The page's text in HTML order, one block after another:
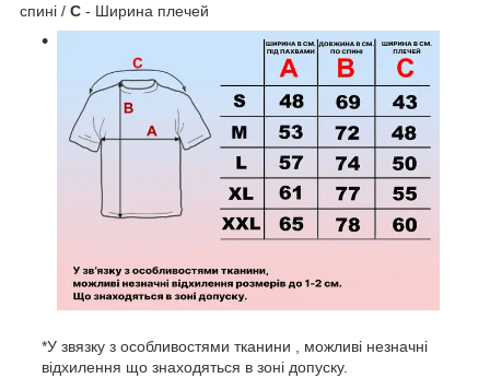
спині / C - Ширина плечей
*У звязку з особливостями тканини , можливі незначні
відхилення що знаходяться в зоні допуску.